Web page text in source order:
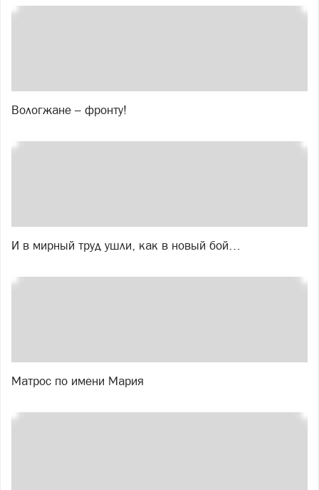
Вологжане – фронту!
И в мирный труд ушли, как в новый бой…
Матрос по имени Мария